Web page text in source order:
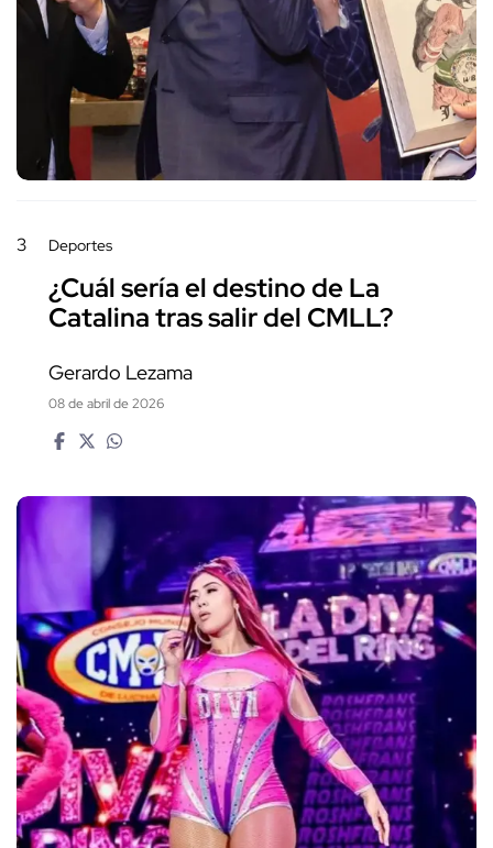
3 Deportes
¿Cuál sería el destino de La
Catalina tras salir del CMLL?
Gerardo Lezama
08 de abril de 2026